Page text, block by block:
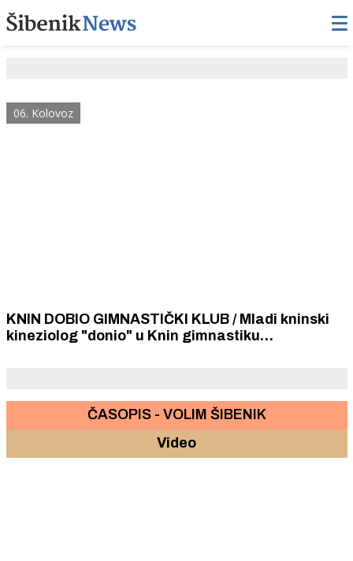
06. Kolovoz
KNIN DOBIO GIMNASTIČKI KLUB / Mladi kninski
kineziolog "donio" u Knin gimnastiku
ČASOPIS - VOLIM ŠIBENIK
Video